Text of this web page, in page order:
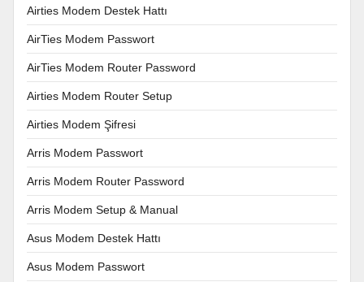
Airties Modem Destek Hattı
AirTies Modem Passwort
AirTies Modem Router Password
Airties Modem Router Setup
Airties Modem Şifresi
Arris Modem Passwort
Arris Modem Router Password
Arris Modem Setup & Manual
Asus Modem Destek Hattı
Asus Modem Passwort